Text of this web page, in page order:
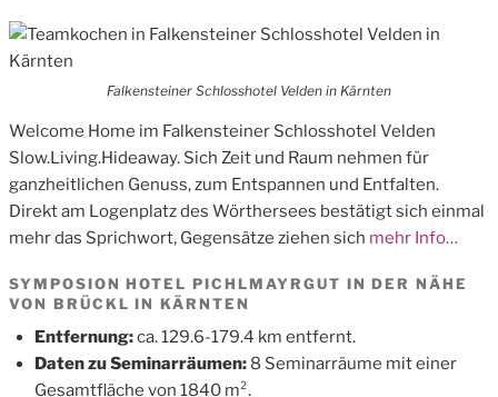
Falkensteiner Schlosshotel Velden in Kärnten
Welcome Home im Falkensteiner Schlosshotel Velden
Slow.Living.Hideaway. Sich Zeit und Raum nehmen für
ganzheitlichen Genuss, zum Entspannen und Entfalten.
Direkt am Logenplatz des Wörthersees bestätigt sich einmal
mehr das Sprichwort‚ Gegensätze ziehen sich mehr Info…
SYMPOSION HOTEL PICHLMAYRGUT IN DER NÄHE
VON BRÜCKL IN KÄRNTEN
Entfernung:ca. 129.6-179.4 km entfernt.
Daten zu Seminarräumen: 8 Seminarräume mit einer
Gesamtfläche von 1840 m².